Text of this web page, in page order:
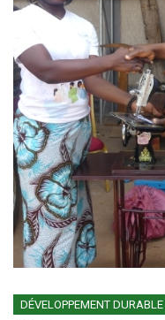
DÉVELOPPEMENT DURABLE